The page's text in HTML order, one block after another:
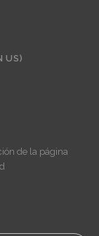
US)
de la página